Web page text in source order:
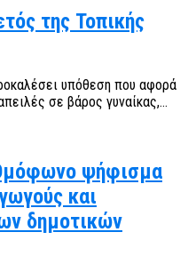
της Τοπικής
υπόθεση που αφορά
σε βάρος γυναίκας,...
ψήφισμα
και
δημοτικών